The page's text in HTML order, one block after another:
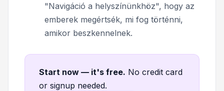
"Navigáció a helyszínünkhöz", hogy az
emberek megértsék, mi fog történni,
amikor beszkennelnek.
Start now — it's free. No credit card
or signup needed.